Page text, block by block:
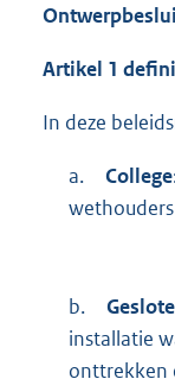
Artikel 1
In deze
a. College
b.
installatie
onttrekken